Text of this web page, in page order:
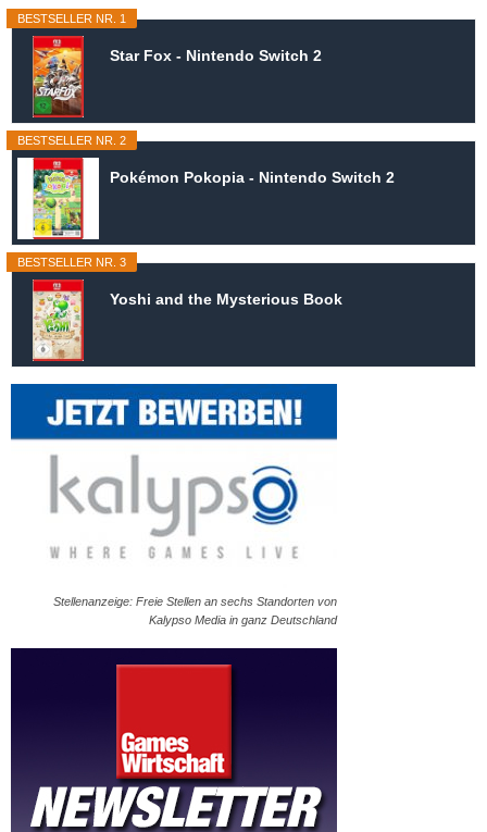
BESTSELLER NR. 1
Star Fox - Nintendo Switch 2
BESTSELLER NR. 2
Pokémon Pokopia - Nintendo Switch 2
BESTSELLER NR. 3
Yoshi and the Mysterious Book
Stellenanzeige: Freie Stellen an sechs Standorten von
Kalypso Media in ganz Deutschland